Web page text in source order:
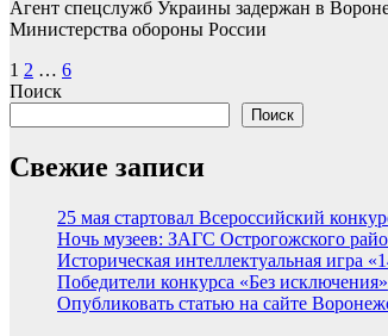
Агент спецслужб Украины задержан в
Министерства обороны России
Пагинация
записей
1 2 … 6
Поиск
Поиск
Свежие записи
25 мая стартовал Всероссийский
Ночь музеев: ЗАГС Острогожского
Историческая интеллектуальная игра
Победители конкурса «Без исключения»
Опубликовать статью на сайте